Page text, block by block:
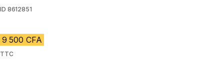
ID 8612851
9 500 CFA
TTC